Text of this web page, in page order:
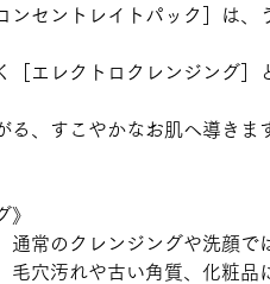
ンセントレイトパック］は
［エレクトロクレンジング
る、すこやかなお肌へ導きま
》
通常のクレンジングや洗顔で
毛穴汚れや古い角質、化粧品